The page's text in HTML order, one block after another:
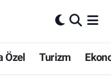
Özel Turizm